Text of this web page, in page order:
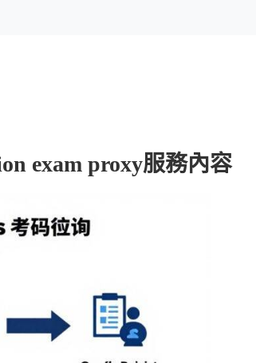
exam proxy服務內容